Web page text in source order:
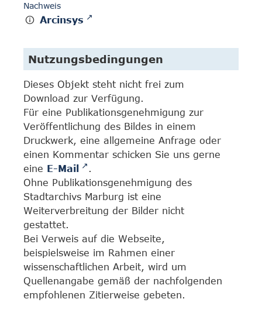
Nachweis
Arcinsys
Nutzungsbedingungen
Dieses Objekt steht nicht frei zum
Download zur Verfügung.
Für eine Publikationsgenehmigung zur
Veröffentlichung des Bildes in einem
Druckwerk, eine allgemeine Anfrage oder
einen Kommentar schicken Sie uns gerne
eine E-Mail
.
Ohne Publikationsgenehmigung des
Stadtarchivs Marburg ist eine
Weiterverbreitung der Bilder nicht
gestattet.
Bei Verweis auf die Webseite,
beispielsweise im Rahmen einer
wissenschaftlichen Arbeit, wird um
Quellenangabe gemäß der nachfolgenden
empfohlenen Zitierweise gebeten.